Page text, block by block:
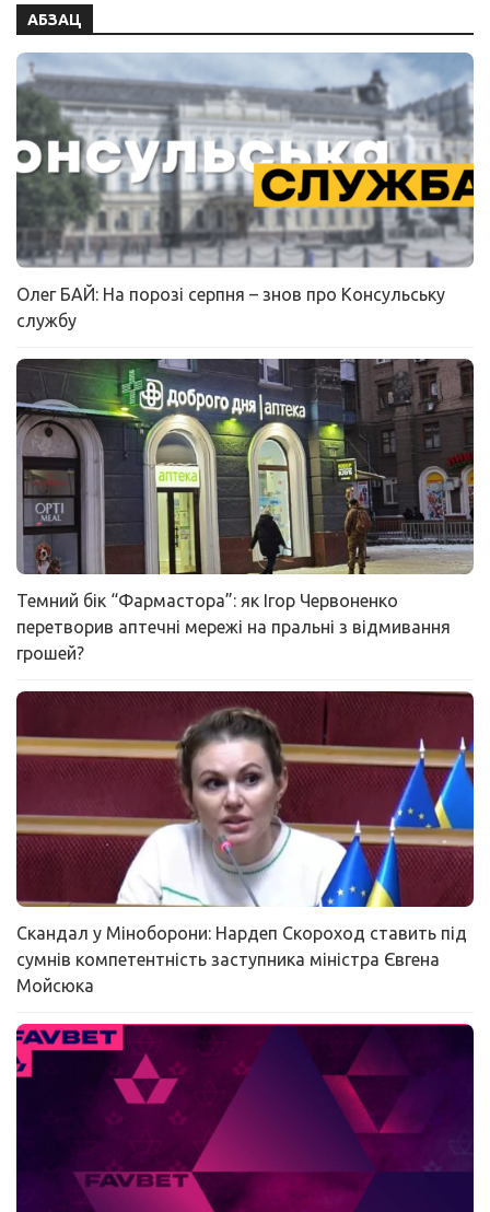
АБЗАЦ
Олег БАЙ: На порозі серпня – знов про Консульську
службу
Темний бік “Фармастора”: як Ігор Червоненко
перетворив аптечні мережі на пральні з відмивання
грошей?
Скандал у Міноборони: Нардеп Скороход ставить під
сумнів компетентність заступника міністра Євгена
Мойсюка